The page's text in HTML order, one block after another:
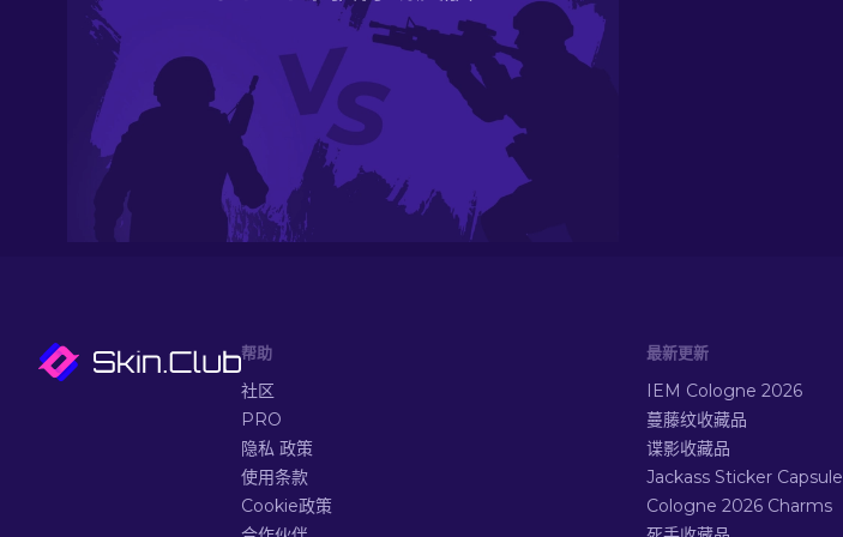
帮助
社区
PRO
隐私 政策
使用条款
Cookie政策
最新更新
IEM Cologne 2026
蔓藤纹收藏品
谍影收藏品
Jackass Sticker Capsule
Cologne 2026 Charms